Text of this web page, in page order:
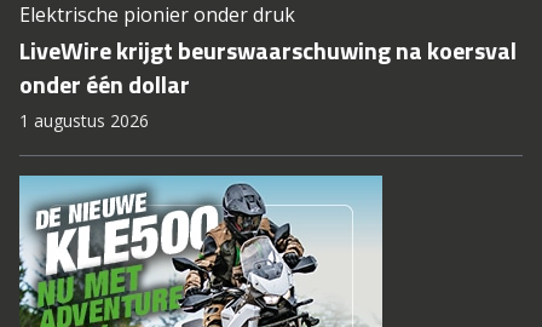
Elektrische pionier onder druk
LiveWire krijgt beurswaarschuwing na koersval
onder één dollar
1 augustus 2026